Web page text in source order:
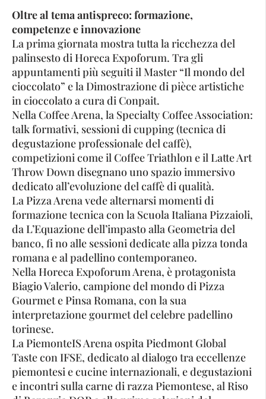
Oltre al tema antispreco: formazione,
competenze e innovazione
La prima giornata mostra tutta la ricchezza del
palinsesto di Horeca Expoforum. Tra gli
appuntamenti più seguiti il Master “Il mondo del
cioccolato” e la Dimostrazione di pièce artistiche
in cioccolato a cura di Conpait.
Nella Coffee Arena, la Specialty Coffee Association:
talk formativi, sessioni di cupping (tecnica di
degustazione professionale del caffè),
competizioni come il Coffee Triathlon e il Latte Art
Throw Down disegnano uno spazio immersivo
dedicato all’evoluzione del caffè di qualità.
La Pizza Arena vede alternarsi momenti di
formazione tecnica con la Scuola Italiana Pizzaioli,
da L’Equazione dell’impasto alla Geometria del
banco, fi no alle sessioni dedicate alla pizza tonda
romana e al padellino contemporaneo.
Nella Horeca Expoforum Arena, è protagonista
Biagio Valerio, campione del mondo di Pizza
Gourmet e Pinsa Romana, con la sua
interpretazione gourmet del celebre padellino
torinese.
La PiemonteIS Arena ospita Piedmont Global
Taste con IFSE, dedicato al dialogo tra eccellenze
piemontesi e cucine internazionali, e degustazioni
e incontri sulla carne di razza Piemontese, al Riso